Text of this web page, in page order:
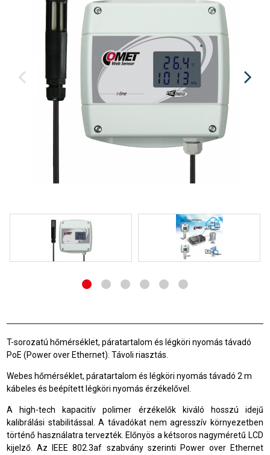
T-sorozatú hőmérséklet, páratartalom és légköri nyomás távadó
PoE (Power over Ethernet). Távoli riasztás.
Webes hőmérséklet, páratartalom és légköri nyomás távadó 2 m
kábeles és beépített légköri nyomás érzékelővel.
A high-tech kapacitív polimer érzékelők kiváló hosszú idejű
kalibrálási stabilitással. A távadókat nem agresszív környezetben
történő használatra tervezték. Előnyös a kétsoros nagyméretű LCD
kijelző. Az IEEE 802.3af szabvány szerinti Power over Ethernet